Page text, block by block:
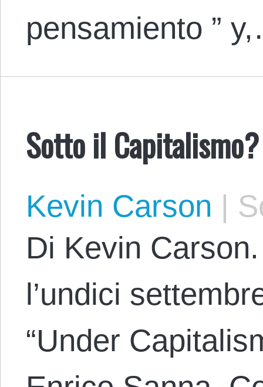
pensamiento ”
Sotto il Capitalismo?
Kevin Carson |
Di Kevin
l’undici
“Under